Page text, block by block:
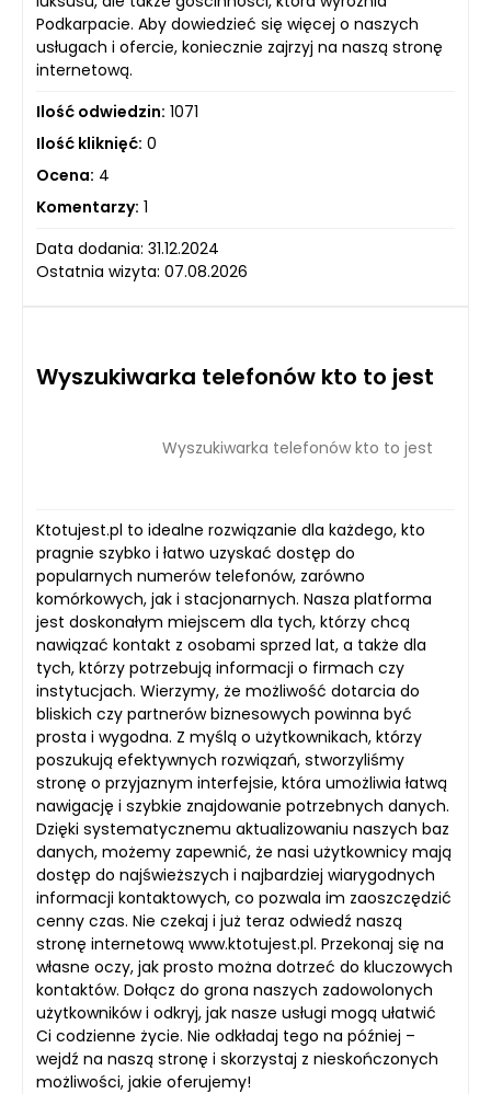
Podkarpacie. Aby dowiedzieć się więcej o naszych
usługach i ofercie, koniecznie zajrzyj na naszą stronę
internetową.
Ilość odwiedzin: 1071
Ilość kliknięć: 0
Ocena: 4
Komentarzy: 1
Data dodania: 31.12.2024
Ostatnia wizyta: 07.08.2026
Wyszukiwarka telefonów kto to jest
Wyszukiwarka telefonów kto to jest
Ktotujest.pl to idealne rozwiązanie dla każdego, kto
pragnie szybko i łatwo uzyskać dostęp do
popularnych numerów telefonów, zarówno
komórkowych, jak i stacjonarnych. Nasza platforma
jest doskonałym miejscem dla tych, którzy chcą
nawiązać kontakt z osobami sprzed lat, a także dla
tych, którzy potrzebują informacji o firmach czy
instytucjach. Wierzymy, że możliwość dotarcia do
bliskich czy partnerów biznesowych powinna być
prosta i wygodna. Z myślą o użytkownikach, którzy
poszukują efektywnych rozwiązań, stworzyliśmy
stronę o przyjaznym interfejsie, która umożliwia łatwą
nawigację i szybkie znajdowanie potrzebnych danych.
Dzięki systematycznemu aktualizowaniu naszych baz
danych, możemy zapewnić, że nasi użytkownicy mają
dostęp do najświeższych i najbardziej wiarygodnych
informacji kontaktowych, co pozwala im zaoszczędzić
cenny czas. Nie czekaj i już teraz odwiedź naszą
stronę internetową www.ktotujest.pl. Przekonaj się na
własne oczy, jak prosto można dotrzeć do kluczowych
kontaktów. Dołącz do grona naszych zadowolonych
użytkowników i odkryj, jak nasze usługi mogą ułatwić
Ci codzienne życie. Nie odkładaj tego na później –
wejdź na naszą stronę i skorzystaj z nieskończonych
możliwości, jakie oferujemy!